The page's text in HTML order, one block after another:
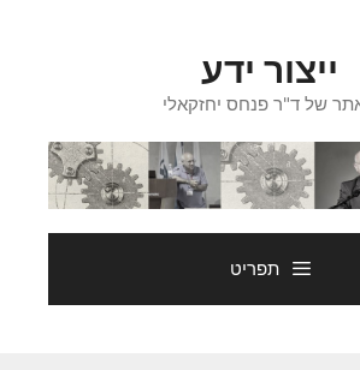
ייצור ידע
של ד"ר פנחס יחזקאלי
תפריט